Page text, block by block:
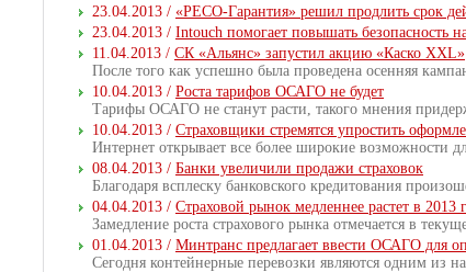
23.04.2013 / «РЕСО-Гарантия» решил продлить срок
23.04.2013 / Intouch помогает повышать безопасность
11.04.2013 / СК «Альянс» запустил акцию «Каско XXL»
После того как успешно была проведена осенняя
10.04.2013 / Роста тарифов ОСАГО не будет
Тарифы ОСАГО не станут расти, такого мнения
10.04.2013 / Страховщики стремятся упростить
Интернет открывает все более широкие возможности
08.04.2013 / Банки увеличили продажи страховок
Благодаря всплеску банковского кредитования
04.04.2013 / Страховой рынок медленнее растет в 2013
Замедление роста страхового рынка отмечается в
01.04.2013 / Минтранс предлагает ввести ОСАГО для
Сегодня контейнерные перевозки являются одним из